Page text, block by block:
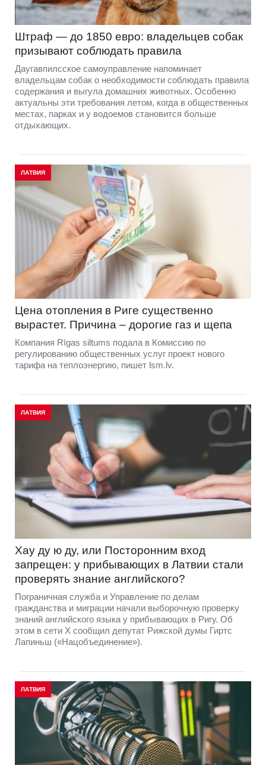
Штраф — до 1850 евро: владельцев собак
призывают соблюдать правила
Даугавпилсское самоуправление напоминает
владельцам собак о необходимости соблюдать правила
содержания и выгула домашних животных. Особенно
актуальны эти требования летом, когда в общественных
местах, парках и у водоемов становится больше
отдыхающих.
ЛАТВИЯ
Цена отопления в Риге существенно
вырастет. Причина – дорогие газ и щепа
Компания Rīgas siltums подала в Комиссию по
регулированию общественных услуг проект нового
тарифа на теплоэнергию, пишет lsm.lv.
ЛАТВИЯ
Хау ду ю ду, или Посторонним вход
запрещен: у прибывающих в Латвии стали
проверять знание английского?
Пограничная служба и Управление по делам
гражданства и миграции начали выборочную проверку
знаний английского языка у прибывающих в Ригу. Об
этом в сети Х сообщил депутат Рижской думы Гиртс
Лапиньш («Нацобъединение»).
ЛАТВИЯ